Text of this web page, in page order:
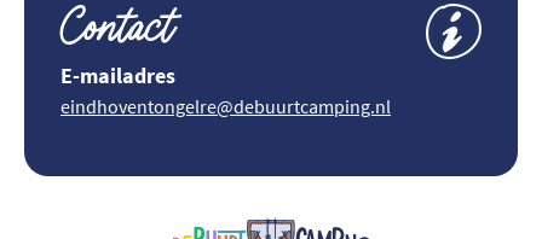
Contact
E-mailadres
eindhoventongelre@debuurtcamping.nl